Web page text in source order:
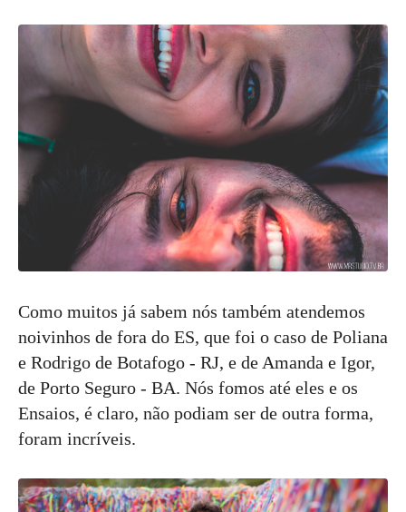
Como muitos já sabem nós também atendemos
noivinhos de fora do ES, que foi o caso de Poliana
e Rodrigo de Botafogo - RJ, e de Amanda e Igor,
de Porto Seguro - BA. Nós fomos até eles e os
Ensaios, é claro, não podiam ser de outra forma,
foram incríveis.